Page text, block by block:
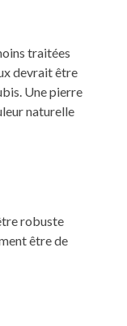
traitées
devrait être
Une pierre
naturelle
robuste
être de